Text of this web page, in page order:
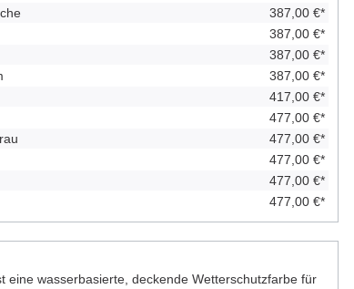
387,00 €*
387,00 €*
387,00 €*
387,00 €*
417,00 €*
477,00 €*
477,00 €*
477,00 €*
477,00 €*
477,00 €*
eine wasserbasierte, deckende Wetterschutzfarbe für